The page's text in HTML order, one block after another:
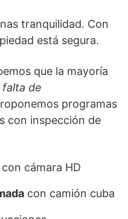
tranquilidad. Con
está segura.
que la mayoría
falta de
programas
con inspección de
cámara HD
con camión cuba